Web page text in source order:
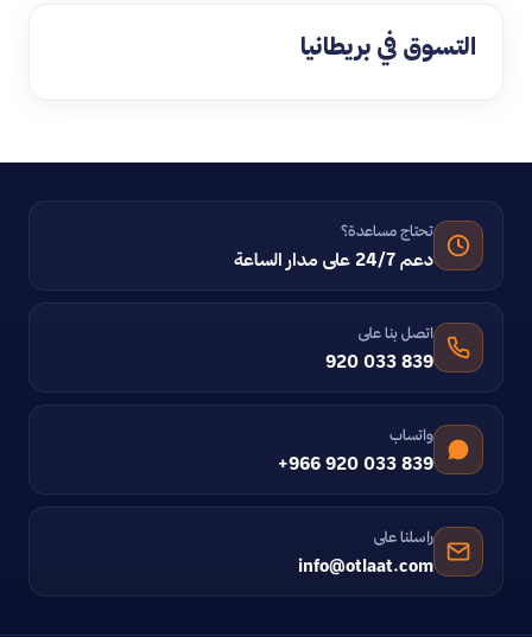
التسوق في بريطانيا
تحتاج مساعدة؟
دعم 24/7 على مدار الساعة
اتصل بنا على
920 033 839
واتساب
+966 920 033 839
راسلنا على
info@otlaat.com